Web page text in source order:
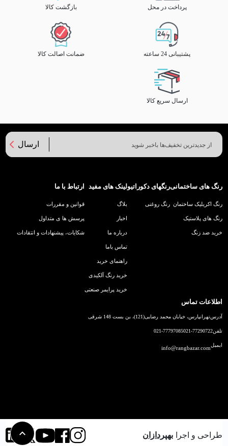
پرداخت در محل بازگشت کالا
پشتیبانی 24 ساعته ضمانت اصالت کالا
ارسال سریع کالا
ارسال
رنگ های ساختمانی
رنگ اکریلیک ساختمان
رنگ های پلاستیک
خرید ضد زنگ
رنگهای دکوراتیو
رنگ روغنی
لینک های مفید
بلاگ
اخبار
درباره ما
تماس باما
راهنمای خرید
خرید رنگ آلکیدی
خرید پرایمر صنعتی
ارتباط با ما
قوانین و مقررات
پرسش ها ی متداول
شکایات، پیشنهادات و انتقادات
اطلاعات تماس
آدرستهرانپارس، خیابان محمد رضایی(121)، بن بست 148 شرقی
تلفن021-77290722
021-77797085
ایمیلinfo@rangbazar.com
طراحی و اجرا بهپردازان